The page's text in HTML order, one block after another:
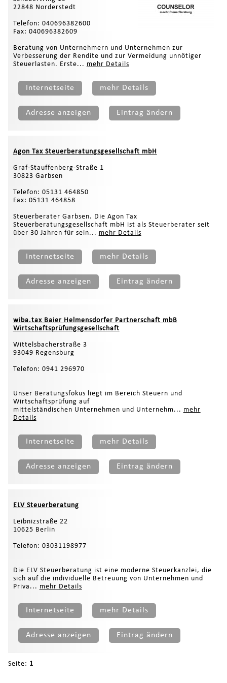
22848 Norderstedt
Telefon: 040696382600
Fax: 040696382609
Beratung von Unternehmern und Unternehmen zur
Verbesserung der Rendite und zur Vermeidung unnötiger
Steuerlasten. Erste... mehr Details
Internetseite mehr Details
Adresse anzeigen Eintrag ändern
Agon Tax Steuerberatungsgesellschaft mbH
Graf-Stauffenberg-Straße 1
30823 Garbsen
Telefon: 05131 464850
Fax: 05131 464858
Steuerberater Garbsen. Die Agon Tax
Steuerberatungsgesellschaft mbH ist als Steuerberater seit
über 30 Jahren für sein... mehr Details
Internetseite mehr Details
Adresse anzeigen Eintrag ändern
wiba.tax Baier Helmensdorfer Partnerschaft mbB
Wirtschaftsprüfungsgesellschaft
Wittelsbacherstraße 3
93049 Regensburg
Telefon: 0941 296970
Unser Beratungsfokus liegt im Bereich Steuern und
Wirtschaftsprüfung auf
mittelständischen Unternehmen und Unternehm... mehr
Details
Internetseite mehr Details
Adresse anzeigen Eintrag ändern
ELV Steuerberatung
Leibnizstraße 22
10625 Berlin
Telefon: 03031198977
Die ELV Steuerberatung ist eine moderne Steuerkanzlei, die
sich auf die individuelle Betreuung von Unternehmen und
Priva... mehr Details
Internetseite mehr Details
Adresse anzeigen Eintrag ändern
Seite: 1